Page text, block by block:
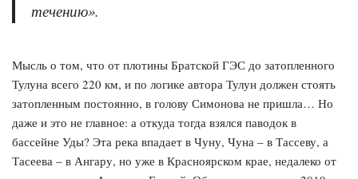
течению».
Мысль о том, что от плотины Братской ГЭС до затопленного
Тулуна всего 220 км, и по логике автора Тулун должен стоять
затопленным постоянно, в голову Симонова не пришла… Но
даже и это не главное: а откуда тогда взялся паводок в
бассейне Уды? Эта река впадает в Чуну, Чуна – в Тассеву, а
Тасеева – в Ангару, но уже в Красноярском крае, недалеко от